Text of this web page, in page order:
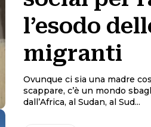
l’esodo
migranti
Ovunque ci sia una madre
scappare, c’è un mondo
dall’Africa, al Sudan, al Sud...